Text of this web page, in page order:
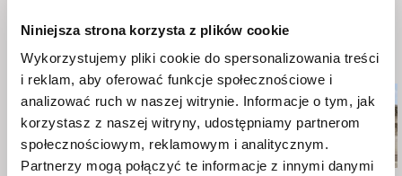
Niniejsza strona korzysta z plików cookie
Wykorzystujemy pliki cookie do spersonalizowania treści
i reklam, aby oferować funkcje społecznościowe i
analizować ruch w naszej witrynie. Informacje o tym, jak
korzystasz z naszej witryny, udostępniamy partnerom
społecznościowym, reklamowym i analitycznym.
Partnerzy mogą połączyć te informacje z innymi danymi
Podobne filmy (20)